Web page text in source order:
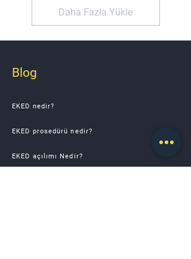
Daha Fazla Yükle
Blog
EKED nedir?
EKED prosedürü nedir?
EKED açılımı Nedir?